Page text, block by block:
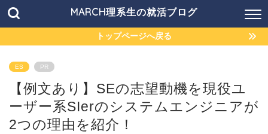
MARCH理系生の就活ブログ
トップページへ戻る
ES PR
【例文あり】SEの志望動機を現役ユ
ーザー系SIerのシステムエンジニアが
2つの理由を紹介！